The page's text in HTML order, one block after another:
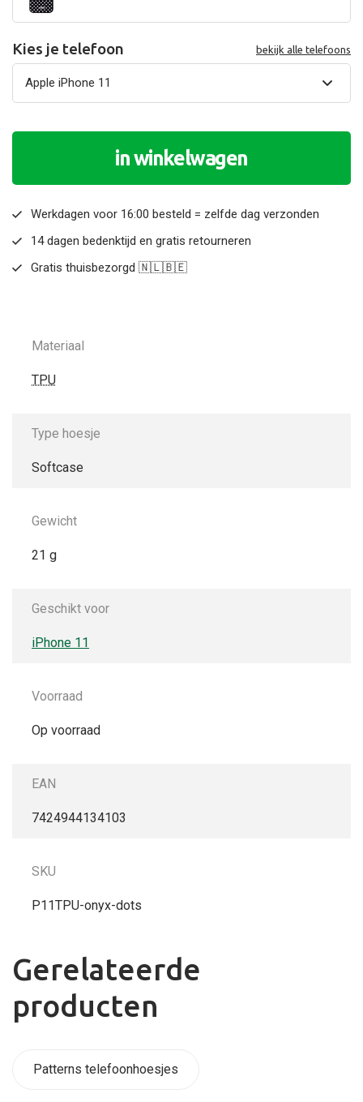
Kies je telefoon bekijk alle telefoons
in winkelwagen
Werkdagen voor 16:00 besteld = zelfde dag verzonden
14 dagen bedenktijd en gratis retourneren
Gratis thuisbezorgd 🇳🇱🇧🇪
Materiaal
TPU
Type hoesje
Softcase
Gewicht
21 g
Geschikt voor
iPhone 11
Voorraad
Op voorraad
EAN
7424944134103
SKU
P11TPU-onyx-dots
Gerelateerde
producten
Patterns telefoonhoesjes